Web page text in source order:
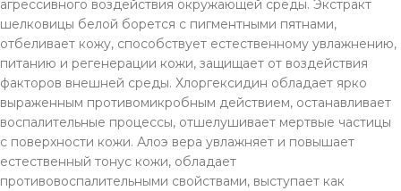
агрессивного воздействия окружающей среды. Экстракт
шелковицы белой борется с пигментными пятнами,
отбеливает кожу, способствует естественному увлажнению,
питанию и регенерации кожи, защищает от воздействия
факторов внешней среды. Хлоргексидин обладает ярко
выраженным противомикробным действием, останавливает
воспалительные процессы, отшелушивает мертвые частицы
с поверхности кожи. Алоэ вера увлажняет и повышает
естественный тонус кожи, обладает
противовоспалительными свойствами, выступает как